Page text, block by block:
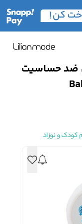
ضد حساسیت
کودک و نوزاد